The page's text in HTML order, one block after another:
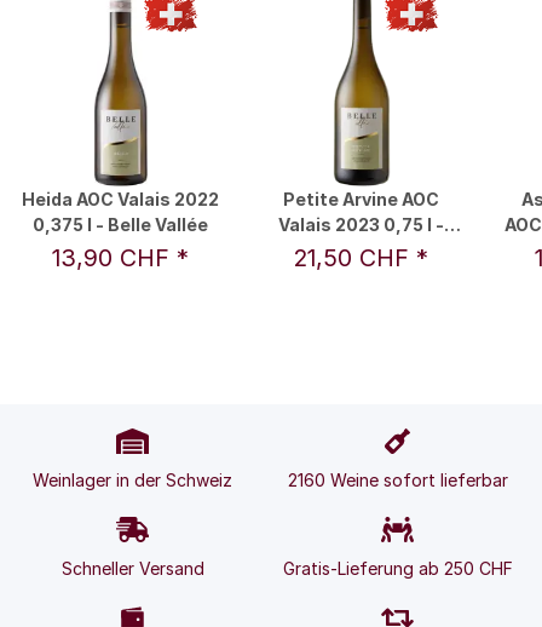
Heida AOC Valais 2022
0,375 l - Belle Vallée
13,90 CHF *
Petite Arvine AOC
Valais 2023 0,75 l -
Belle Vallée
21,50 CHF *
Weinlager in der Schweiz 2160 Weine sofort lieferbar
Schneller Versand Gratis-Lieferung ab 250 CHF